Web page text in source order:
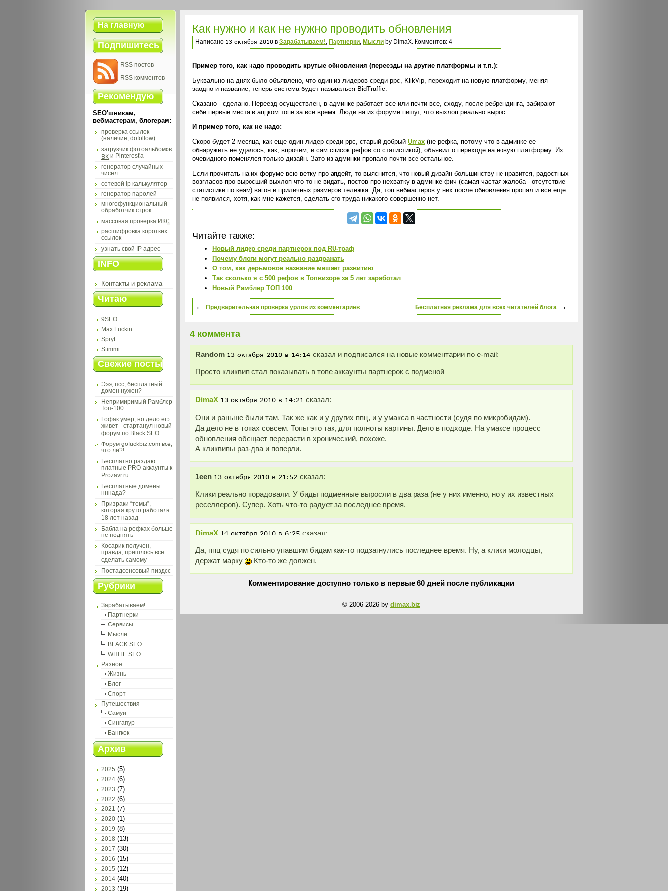
На главную
Подпишитесь
RSS постов
RSS комментов
Рекомендую
SEO'шникам,
вебмастерам, блогерам:
проверка ссылок
(наличие, dofollow)
загрузчик фотоальбомов
ВК и Pinterest'а
генератор случайных
чисел
сетевой ip калькулятор
генератор паролей
многофункциональный
обработчик строк
массовая проверка ИКС
расшифровка коротких
ссылок
узнать свой IP адрес
INFO
Контакты и реклама
Читаю
9SEO
Max Fuckin
Spryt
Stimmi
Свежие посты
Эээ, псс, бесплатный
домен нужен?
Непримиримый Рамблер
Топ-100
Гофак умер, но дело его
живет - стартанул новый
форум по Black SEO
Форум gofuckbiz.com все,
что ли?!
Бесплатно раздаю
платные PRO-аккаунты к
Prozavr.ru
Бесплатные домены
нннада?
Призраки “темы”,
которая круто работала
18 лет назад
Бабла на рефках больше
не поднять
Косарик получен,
правда, пришлось все
сделать самому
Постадсенсовый пиздос
Рубрики
Зарабатываем!
Партнерки
Сервисы
Мысли
BLACK SEO
WHITE SEO
Разное
Жизнь
Блог
Спорт
Путешествия
Самуи
Сингапур
Бангкок
Архив
2025 (5)
2024 (6)
2023 (7)
2022 (6)
2021 (7)
2020 (1)
2019 (8)
2018 (13)
2017 (30)
2016 (15)
2015 (12)
2014 (40)
2013 (19)
Как нужно и как не нужно проводить обновления
Написано в Зарабатываем! Партнерки Мысли by DimaX. Комментов: 4
Пример того, как надо проводить крутые обновления (переезды на другие платформы и т.п.):
Буквально на днях было объявлено, что один из лидеров среди ppc, KlikVip, переходит на новую платформу, меняя
заодно и название, теперь система будет называться BidTraffic.
Сказано - сделано. Переезд осуществлен, в админке работает все или почти все, сходу, после ребрендинга, забирают
себе первые места в аццком топе за все время. Люди на их форуме пишут, что выхлоп реально вырос.
И пример того, как не надо:
Скоро будет 2 месяца, как еще один лидер среди ppc, старый-добрый Umax (не рефка, потому что в админке ее
обнаружить не удалось, как, впрочем, и сам список рефов со статистикой), объявил о переходе на новую платформу. Из
очевидного поменялся только дизайн. Зато из админки пропало почти все остальное.
Если прочитать на их форуме всю ветку про апдейт, то выяснится, что новый дизайн большинству не нравится, радостных
возгласов про выросший выхлоп что-то не видать, постов про нехватку в админке фич (самая частая жалоба - отсутствие
статистики по кеям) вагон и приличных размеров тележка. Да, топ вебмастеров у них после обновления пропал и все еще
не появился, хотя, как мне кажется, сделать его труда никакого совершенно нет.
Читайте также:
Новый лидер среди партнерок под RU-траф
Почему блоги могут реально раздражать
О том, как дерьмовое название мешает развитию
Так сколько я с 500 рефов в Топвизоре за 5 лет заработал
Новый Рамблер ТОП 100
← Предварительная проверка урлов из комментариев Бесплатная реклама для всех читателей блога →
4 коммента
Random сказал и подписался на новые комментарии по e-mail:
Просто кликвип стал показывать в топе аккаунты партнерок с подменой
DimaX сказал:
Они и раньше были там. Так же как и у других ппц, и у умакса в частности (судя по микробидам).
Да дело не в топах совсем. Топы это так, для полноты картины. Дело в подходе. На умаксе процесс
обновления обещает перерасти в хронический, похоже.
А кликвипы раз-два и поперли.
1een сказал:
Клики реально порадовали. У биды подменные выросли в два раза (не у них именно, но у их известных
реселлеров). Супер. Хоть что-то радует за последнее время.
DimaX сказал:
Да, ппц судя по сильно упавшим бидам как-то подзагнулись последнее время. Ну, а клики молодцы,
держат марку
Кто-то же должен.
Комментирование доступно только в первые 60 дней после публикации
© 2006-2026 by dimax.biz